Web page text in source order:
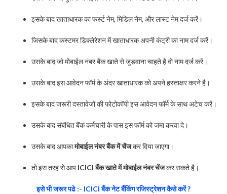
इसके बाद खाताधारक का फर्स्ट नेम, मिडिल नेम, और लास्ट नेम दर्ज करें।
जिसके बाद कस्टमर डिक्लेरेशन में खाताधारक अपनी कंट्री का नाम दर्ज करें।
उसके बाद जो मोबाईल नंबर बैंक खाते से जुड़वाना चाहते है वो नाम दर्ज करें।
उसके बाद इस आवेदन फॉर्म के अंदर खाताधारक को अपने हस्ताक्षर करने है।
इसके बाद जरूरी दस्तावेजों की फोटोकॉपी इस आवेदन फॉर्म के साथ अटेच करें।
उसके बाद संबंधित बैंक कर्मचारी के पास इस फॉर्म को जमा करवा दे।
उसके बाद आपकामोबाईल नंबर बैंक में चेंजकर दिया जाएगा।
तो इस तरह से आप ICICI बैंक खाते में मोबाईल नंबर चेंजकर सकते है।
इसे भी जरूर पढे :- ICICI बैंक नेट बैंकिंग रजिस्ट्रेशन कैसे करें ?